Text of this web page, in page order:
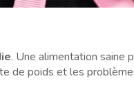
. Une alimentation saine
de poids et les